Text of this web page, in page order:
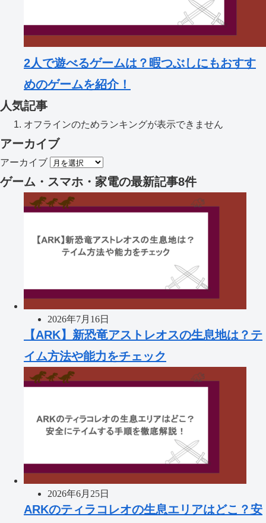
2人で遊べるゲームは？暇つぶしにもおすす
めのゲームを紹介！
人気記事
オフラインのためランキングが表示できません
アーカイブ
アーカイブ
ゲーム・スマホ・家電の最新記事8件
2026年7月16日
【ARK】新恐竜アストレオスの生息地は？テ
イム方法や能力をチェック
2026年6月25日
ARKのティラコレオの生息エリアはどこ？安